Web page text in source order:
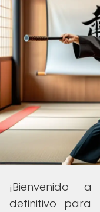
¡Bienvenido a
definitivo